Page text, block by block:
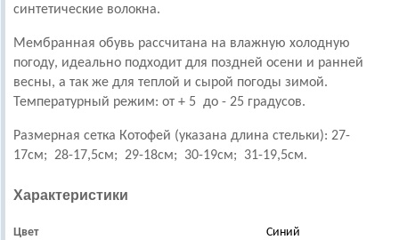
синтетические волокна.
Мембранная обувь рассчитана на влажную холодную
погоду, идеально подходит для поздней осени и ранней
весны, а так же для теплой и сырой погоды зимой.
Температурный режим: от + 5 до - 25 градусов.
Размерная сетка Котофей (указана длина стельки): 27-
17см; 28-17,5см; 29-18см; 30-19см; 31-19,5см.
Характеристики
Цвет Синий